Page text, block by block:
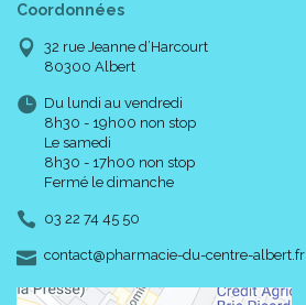
Coordonnées
32 rue Jeanne d’Harcourt
80300 Albert
Du lundi au vendredi
8h30 - 19h00 non stop
Le samedi
8h30 - 17h00 non stop
Fermé le dimanche
03 22 74 45 50
contact-
@-
pharmacie-du-centre-albert.fr